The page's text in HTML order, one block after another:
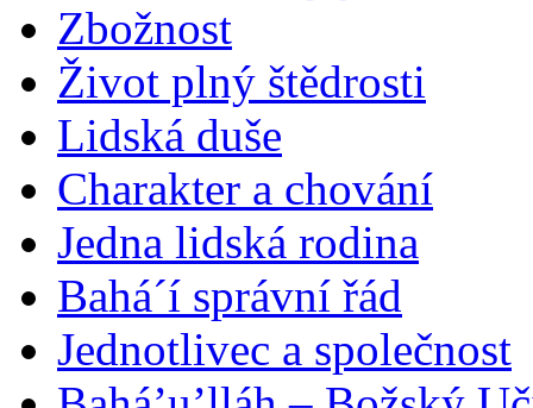
Zbožnost
Život plný štědrosti
Lidská duše
Charakter a chování
Jedna lidská rodina
Bahá´í správní řád
Jednotlivec a společnost